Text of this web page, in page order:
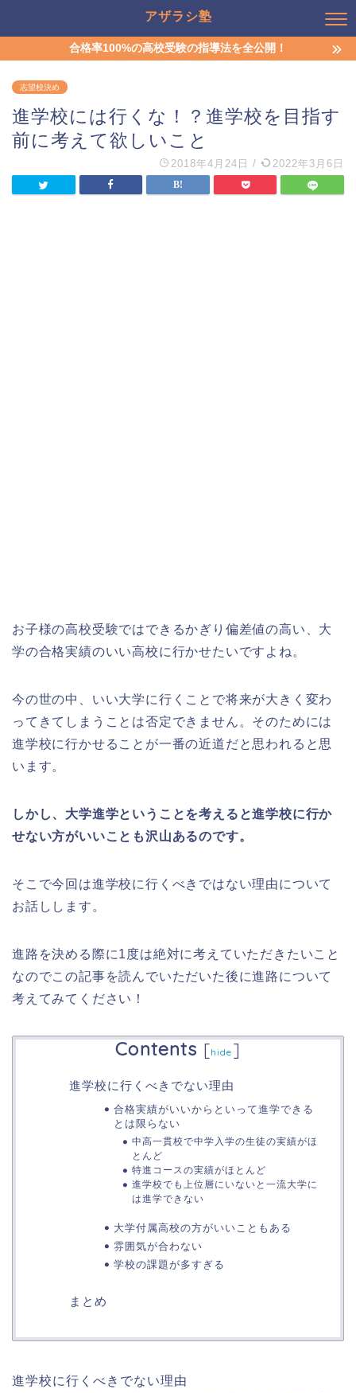
アザラシ塾
合格率100%の高校受験の指導法を全公開！
志望校決め
進学校には行くな！？進学校を目指す
前に考えて欲しいこと
2018年4月24日 / 2022年3月6日
お子様の高校受験ではできるかぎり偏差値の高い、大
学の合格実績のいい高校に行かせたいですよね。
今の世の中、いい大学に行くことで将来が大きく変わ
ってきてしまうことは否定できません。そのためには
進学校に行かせることが一番の近道だと思われると思
います。
しかし、大学進学ということを考えると進学校に行か
せない方がいいことも沢山あるのです。
そこで今回は進学校に行くべきではない理由について
お話しします。
進路を決める際に1度は絶対に考えていただきたいこと
なのでこの記事を読んでいただいた後に進路について
考えてみてください！
Contents [hide ]
進学校に行くべきでない理由
合格実績がいいからといって進学できる
とは限らない
中高一貫校で中学入学の生徒の実績がほ
とんど
特進コースの実績がほとんど
進学校でも上位層にいないと一流大学に
は進学できない
大学付属高校の方がいいこともある
雰囲気が合わない
学校の課題が多すぎる
まとめ
進学校に行くべきでない理由